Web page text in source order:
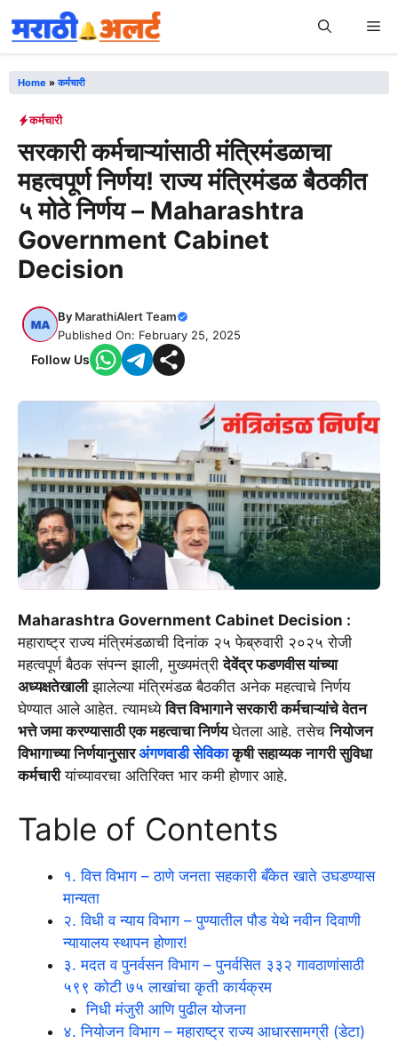
to
content
Home »कर्मचारी
कर्मचारी
सरकारी कर्मचाऱ्यांसाठी मंत्रिमंडळाचा
महत्वपूर्ण निर्णय! राज्य मंत्रिमंडळ बैठकीत
५ मोठे निर्णय – Maharashtra
Government Cabinet
Decision
By MarathiAlert Team
Published On: February 25, 2025
Follow Us
Maharashtra Government Cabinet Decision :
महाराष्ट्र राज्य मंत्रिमंडळाची दिनांक २५ फेब्रुवारी २०२५ रोजी
महत्वपूर्ण बैठक संपन्न झाली, मुख्यमंत्रीदेवेंद्र फडणवीस यांच्या
अध्यक्षतेखालीझालेल्या मंत्रिमंडळ बैठकीत अनेक महत्वाचे निर्णय
घेण्यात आले आहेत. त्यामध्येवित्त विभागाने सरकारी कर्मचाऱ्यांचे वेतन
भत्ते जमा करण्यासाठी एक महत्वाचा निर्णयघेतला आहे. तसेचनियोजन
विभागाच्या निर्णयानुसारअंगणवाडी सेविकाकृषी सहाय्यक नागरी सुविधा
कर्मचारीयांच्यावरचा अतिरिक्त भार कमी होणार आहे.
Table of Contents
१. वित्त विभाग – ठाणे जनता सहकारी बँकेत खाते उघडण्यास
मान्यता
२. विधी व न्याय विभाग – पुण्यातील पौड येथे नवीन दिवाणी
न्यायालय स्थापन होणार!
३. मदत व पुनर्वसन विभाग – पुनर्वसित ३३२ गावठाणांसाठी
५९९ कोटी ७५ लाखांचा कृती कार्यक्रम
निधी मंजुरी आणि पुढील योजना
४. नियोजन विभाग – महाराष्ट्र राज्य आधारसामग्री (डेटा)